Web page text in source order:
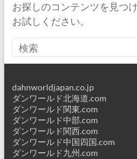
お探しのコンテンツを見つ
お試しください。
dahnworldjapan.co.jp
ダンワールド北海道.com
ダンワールド関東.com
ダンワールド中部.com
ダンワールド関西.com
ダンワールド中国四国.com
ダンワールド九州.com